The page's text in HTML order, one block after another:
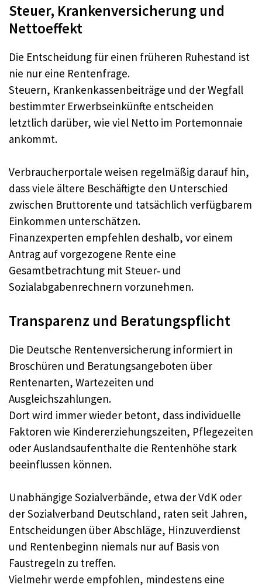
Steuer, Krankenversicherung und
Nettoeffekt
Die Entscheidung für einen früheren Ruhestand ist
nie nur eine Rentenfrage.​
Steuern, Krankenkassenbeiträge und der Wegfall
bestimmter Erwerbseinkünfte entscheiden
letztlich darüber, wie viel Netto im Portemonnaie
ankommt.​
Verbraucherportale weisen regelmäßig darauf hin,
dass viele ältere Beschäftigte den Unterschied
zwischen Bruttorente und tatsächlich verfügbarem
Einkommen unterschätzen.​
Finanzexperten empfehlen deshalb, vor einem
Antrag auf vorgezogene Rente eine
Gesamtbetrachtung mit Steuer‑ und
Sozialabgabenrechnern vorzunehmen.​
Transparenz und Beratungspflicht
Die Deutsche Rentenversicherung informiert in
Broschüren und Beratungsangeboten über
Rentenarten, Wartezeiten und
Ausgleichszahlungen.​
Dort wird immer wieder betont, dass individuelle
Faktoren wie Kindererziehungszeiten, Pflegezeiten
oder Auslandsaufenthalte die Rentenhöhe stark
beeinflussen können.​
Unabhängige Sozialverbände, etwa der VdK oder
der Sozialverband Deutschland, raten seit Jahren,
Entscheidungen über Abschläge, Hinzuverdienst
und Rentenbeginn niemals nur auf Basis von
Faustregeln zu treffen.​
Vielmehr werde empfohlen, mindestens eine